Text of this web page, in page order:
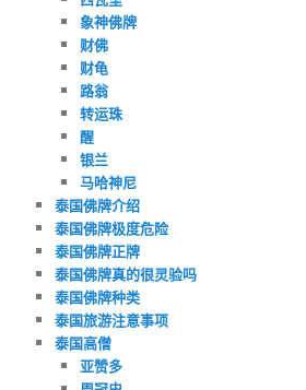
象神佛牌
财佛
财龟
路翁
转运珠
醒
银兰
马哈神尼
泰国佛牌介绍
泰国佛牌极度危险
泰国佛牌正牌
泰国佛牌真的很灵验吗
泰国佛牌种类
泰国旅游注意事项
泰国高僧
亚赞多